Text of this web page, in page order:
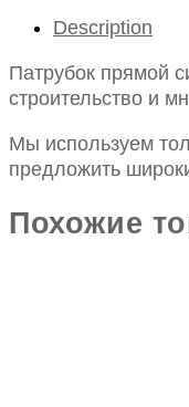
Description
Патрубок прямой
строительство и
Мы используем
предложить
Похожие